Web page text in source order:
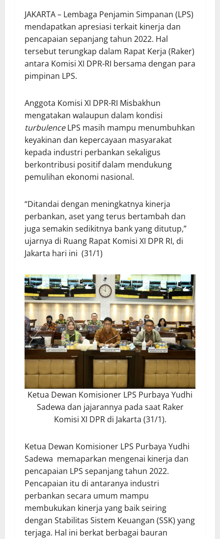
JAKARTA – Lembaga Penjamin Simpanan (LPS)
mendapatkan apresiasi terkait kinerja dan
pencapaian sepanjang tahun 2022. Hal
tersebut terungkap dalam Rapat Kerja (Raker)
antara Komisi XI DPR-RI bersama dengan para
pimpinan LPS.
Anggota Komisi XI DPR-RI Misbakhun
mengatakan walaupun dalam kondisi
turbulenceLPS masih mampu menumbuhkan
keyakinan dan kepercayaan masyarakat
kepada industri perbankan sekaligus
berkontribusi positif dalam mendukung
pemulihan ekonomi nasional.
“Ditandai dengan meningkatnya kinerja
perbankan, aset yang terus bertambah dan
juga semakin sedikitnya bank yang ditutup,”
ujarnya di Ruang Rapat Komisi XI DPR RI, di
Jakarta hari ini (31/1)
Ketua Dewan Komisioner LPS Purbaya Yudhi
Sadewa dan jajarannya pada saat Raker
Komisi XI DPR di Jakarta (31/1).
Ketua Dewan Komisioner LPS Purbaya Yudhi
Sadewa memaparkan mengenai kinerja dan
pencapaian LPS sepanjang tahun 2022.
Pencapaian itu di antaranya industri
perbankan secara umum mampu
membukukan kinerja yang baik seiring
dengan Stabilitas Sistem Keuangan (SSK) yang
terjaga. Hal ini berkat berbagai bauran